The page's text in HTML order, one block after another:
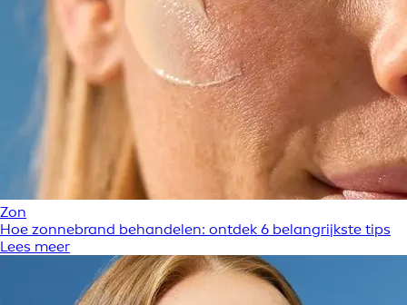
Zon
Hoe zonnebrand behandelen: ontdek 6 belangrijkste tips
Lees meer